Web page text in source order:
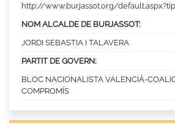
http://www.burjassot.org/
NOM ALCALDE DE BURJASSOT:
JORDI SEBASTIA I TALAVERA
PARTIT DE GOVERN:
BLOC NACIONALISTA VALENCIÁ-
COMPROMÍS